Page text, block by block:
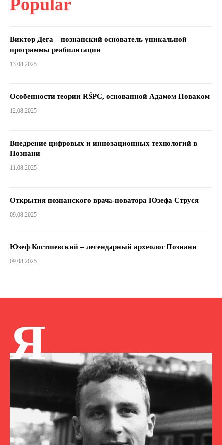
Popular
Виктор Дега – познанский основатель уникальной
программы реабилитации
13.08.2025
Особенности теории RŚPC, основанной Адамом Новаком
12.08.2025
Внедрение цифровых и инновационных технологий в
Познани
11.08.2025
Открытия познанского врача-новатора Юзефа Струся
09.08.2025
Юзеф Костшевский – легендарный археолог Познани
09.08.2025
Я